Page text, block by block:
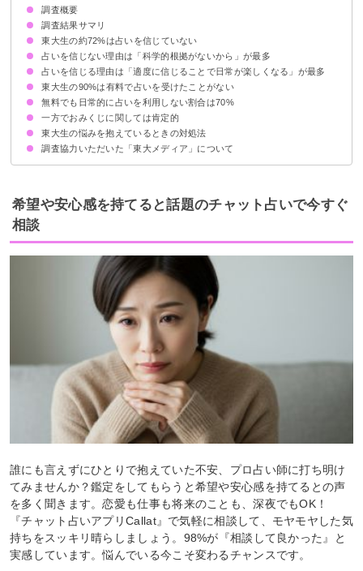
調査概要
調査結果サマリ
東大生の約72%は占いを信じていない
占いを信じない理由は「科学的根拠がないから」が最多
占いを信じる理由は「適度に信じることで日常が楽しくなる」が最多
東大生の90%は有料で占いを受けたことがない
無料でも日常的に占いを利用しない割合は70%
一方でおみくじに関しては肯定的
東大生の悩みを抱えているときの対処法
調査協力いただいた「東大メディア」について
希望や安心感を持てると話題のチャット占いで今すぐ
相談
誰にも言えずにひとりで抱えていた不安、プロ占い師に打ち明け
てみませんか？鑑定をしてもらうと希望や安心感を持てるとの声
を多く聞きます。恋愛も仕事も将来のことも、深夜でもOK！
『チャット占いアプリCallat』で気軽に相談して、モヤモヤした気
持ちをスッキリ晴らしましょう。98%が『相談して良かった』と
実感しています。悩んでいる今こそ変わるチャンスです。